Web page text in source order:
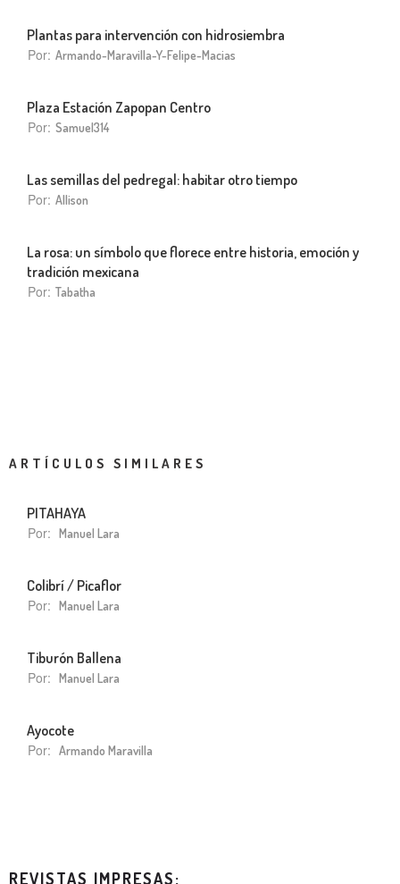
Plantas para intervención con hidrosiembra
Por: Armando-Maravilla-Y-Felipe-Macias
Plaza Estación Zapopan Centro
Por: Samuel314
Las semillas del pedregal: habitar otro tiempo
Por: Allison
La rosa: un símbolo que florece entre historia, emoción y
tradición mexicana
Por: Tabatha
ARTÍCULOS SIMILARES
PITAHAYA
Por: Manuel Lara
Colibrí / Picaflor
Por: Manuel Lara
Tiburón Ballena
Por: Manuel Lara
Ayocote
Por: Armando Maravilla
REVISTAS IMPRESAS: